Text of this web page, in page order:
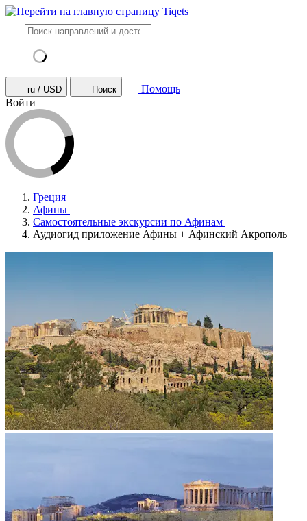
ru / USD Поиск
Помощь
Войти
Греция
Афины
Самостоятельные экскурсии по Афинам
Аудиогид приложение Афины + Афинский Акрополь